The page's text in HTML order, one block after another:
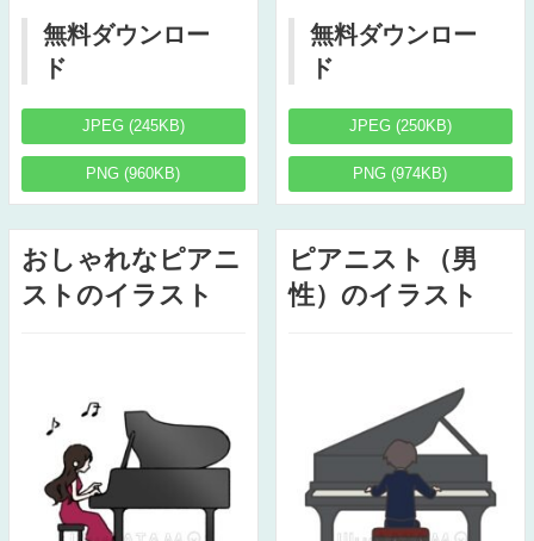
無料ダウンロー
ド
JPEG (245KB)
PNG (960KB)
無料ダウンロー
ド
JPEG (250KB)
PNG (974KB)
おしゃれなピアニ
ストのイラスト
ピアニスト（男
性）のイラスト